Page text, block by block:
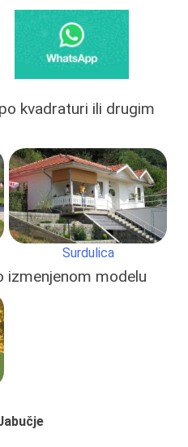
kvadraturi ili drugim
Surdulica
izmenjenom modelu